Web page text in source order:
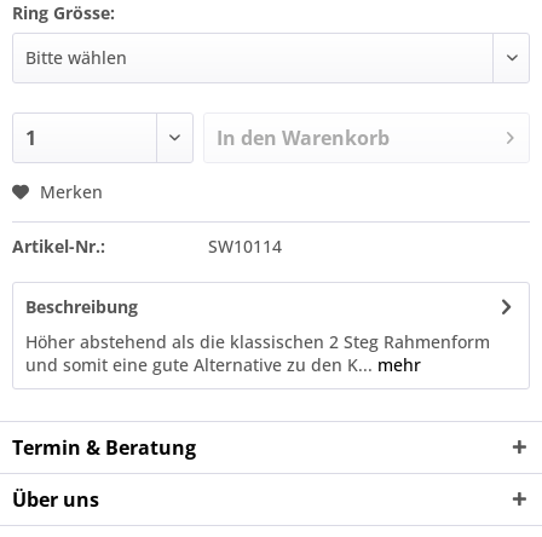
Ring Grösse:
In den Warenkorb
Merken
Artikel-Nr.: SW10114
Beschreibung
Höher abstehend als die klassischen 2 Steg Rahmenform
und somit eine gute Alternative zu den K... mehr
Termin & Beratung
Über uns